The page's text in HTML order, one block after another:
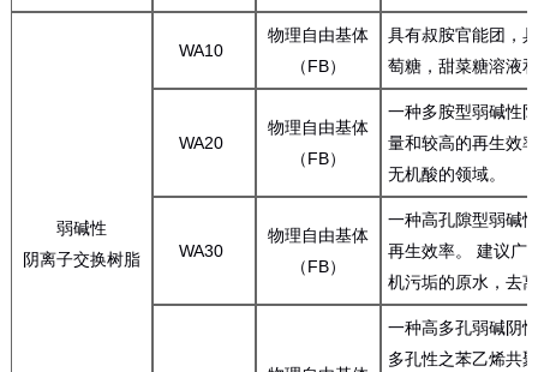
弱碱性
阴离子交换树脂
WA10
物理自由基体
（FB）
具有叔胺官能团，
萄糖，甜菜糖溶液
WA20
物理自由基体
（FB）
一种多胺型弱碱性
量和较高的再生效
无机酸的领域。
WA30
物理自由基体
（FB）
一种高孔隙型弱碱
再生效率。 建议广
机污垢的原水，去
一种高多孔弱碱阴
多孔性之苯乙烯共